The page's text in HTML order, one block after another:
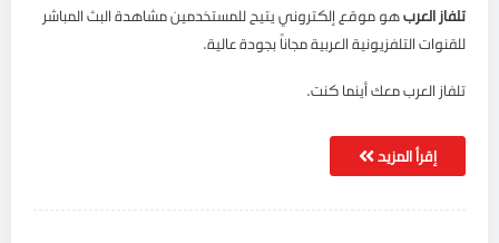
تلفاز العربهو موقع إلكتروني يتيح للمستخدمين مشاهدة البث المباشر
للقنوات التلفزيونية العربية مجاناً بجودة عالية.
تلفاز العرب معك أينما كنت.
إقرأ المزيد